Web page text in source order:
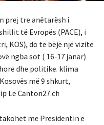
prej tre anëtarësh i
të Evropës (PACE), i
KOS), do të bëjë një vizitë
ngba sot ( 16-17 janar)
dhe politike. klima
më 9 shkurt,
Le Canton27.ch
me Presidentin e